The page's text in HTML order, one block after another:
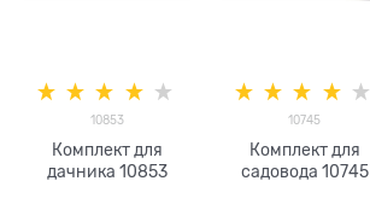
10853
Комплект для
дачника 10853
10745
Комплект для
садовода 10745